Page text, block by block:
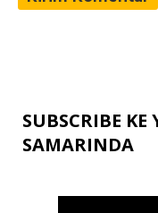
SUBSCRIBE
SAMARINDA